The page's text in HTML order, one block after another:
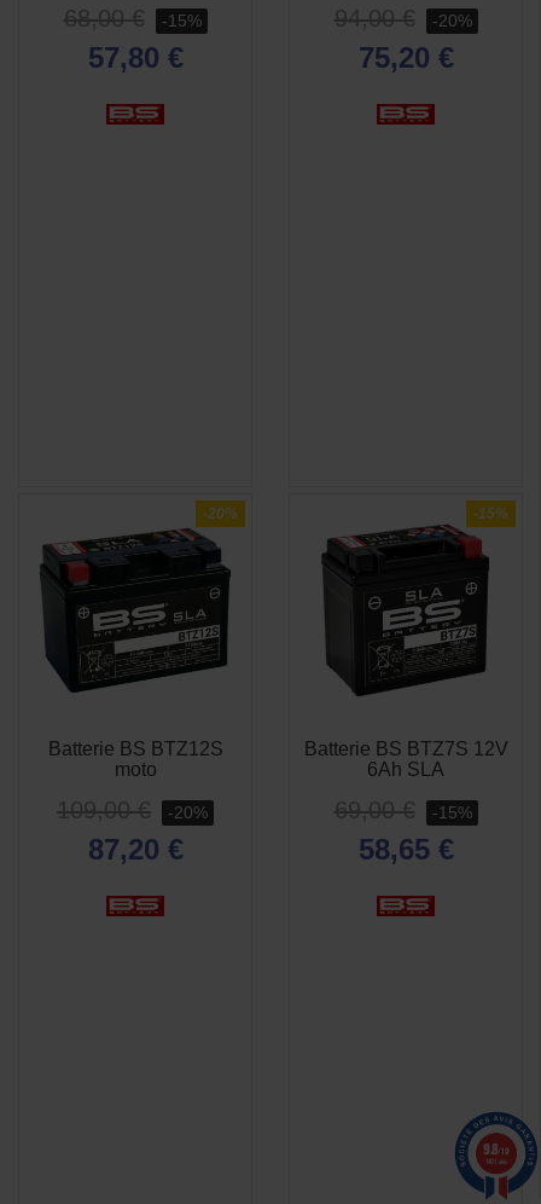
68,00 € -15%
57,80 €
94,00 € -20%
75,20 €
-20%
Batterie BS BTZ12S
moto
109,00 € -20%
87,20 €
-15%
Batterie BS BTZ7S 12V
6Ah SLA
69,00 € -15%
58,65 €
APERÇU
RAPIDE
 APERÇU
RAPIDE
9.8/10
1491 avis